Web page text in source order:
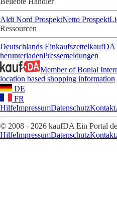
Aldi Nord ProspektNetto Prospekt
Ressourcen
Deutschlands EinkaufszettelkaufDA
herunterladenPressemeldungen
Member of Bonial
location based shopping information
DE
FR
HilfeImpressumDatenschutzKontakt
© 2008 - 2026 kaufDA Ein Portal
HilfeImpressumDatenschutzKontakt